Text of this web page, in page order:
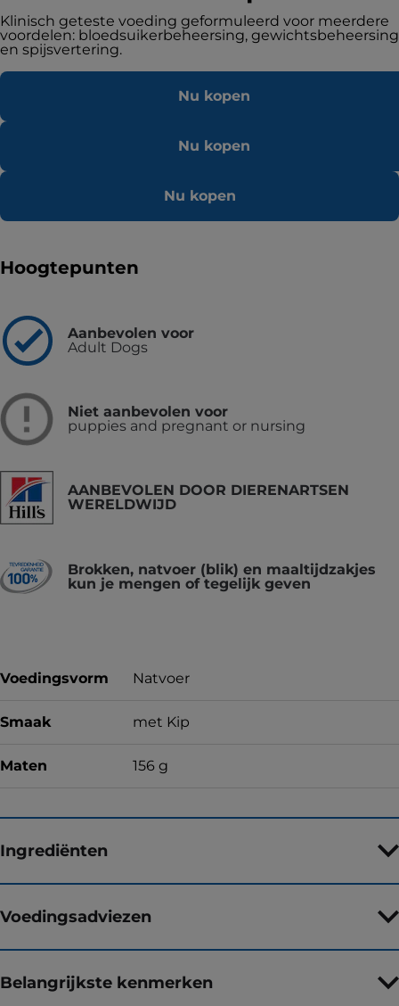
Klinisch geteste voeding geformuleerd voor meerdere
voordelen: bloedsuikerbeheersing, gewichtsbeheersing
en spijsvertering.
Nu kopen
Nu kopen
Nu kopen
Hoogtepunten
Aanbevolen voor
Adult Dogs
Niet aanbevolen voor
puppies and pregnant or nursing
AANBEVOLEN DOOR DIERENARTSEN
WERELDWIJD
Brokken, natvoer (blik) en maaltijdzakjes
kun je mengen of tegelijk geven
Voedingsvorm Natvoer
Smaak met Kip
Maten 156 g
Ingrediënten
Voedingsadviezen
Belangrijkste kenmerken